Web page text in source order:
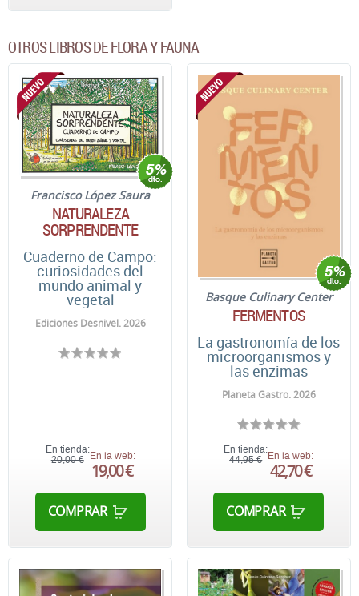
OTROS LIBROS DE FLORA Y FAUNA
Francisco López Saura
NATURALEZA
SORPRENDENTE
Cuaderno de Campo:
curiosidades del
mundo animal y
vegetal
Ediciones Desnivel. 2026
En tienda:
20,00 € En la web:
19,00 €
COMPRAR
Basque Culinary Center
FERMENTOS
La gastronomía de los
microorganismos y
las enzimas
Planeta Gastro. 2026
En tienda:
44,95 €
En la web:
42,70 €
COMPRAR